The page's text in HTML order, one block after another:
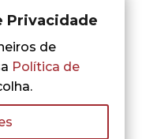
22,00 €.19,80 €.
Privacidade
de
Política de